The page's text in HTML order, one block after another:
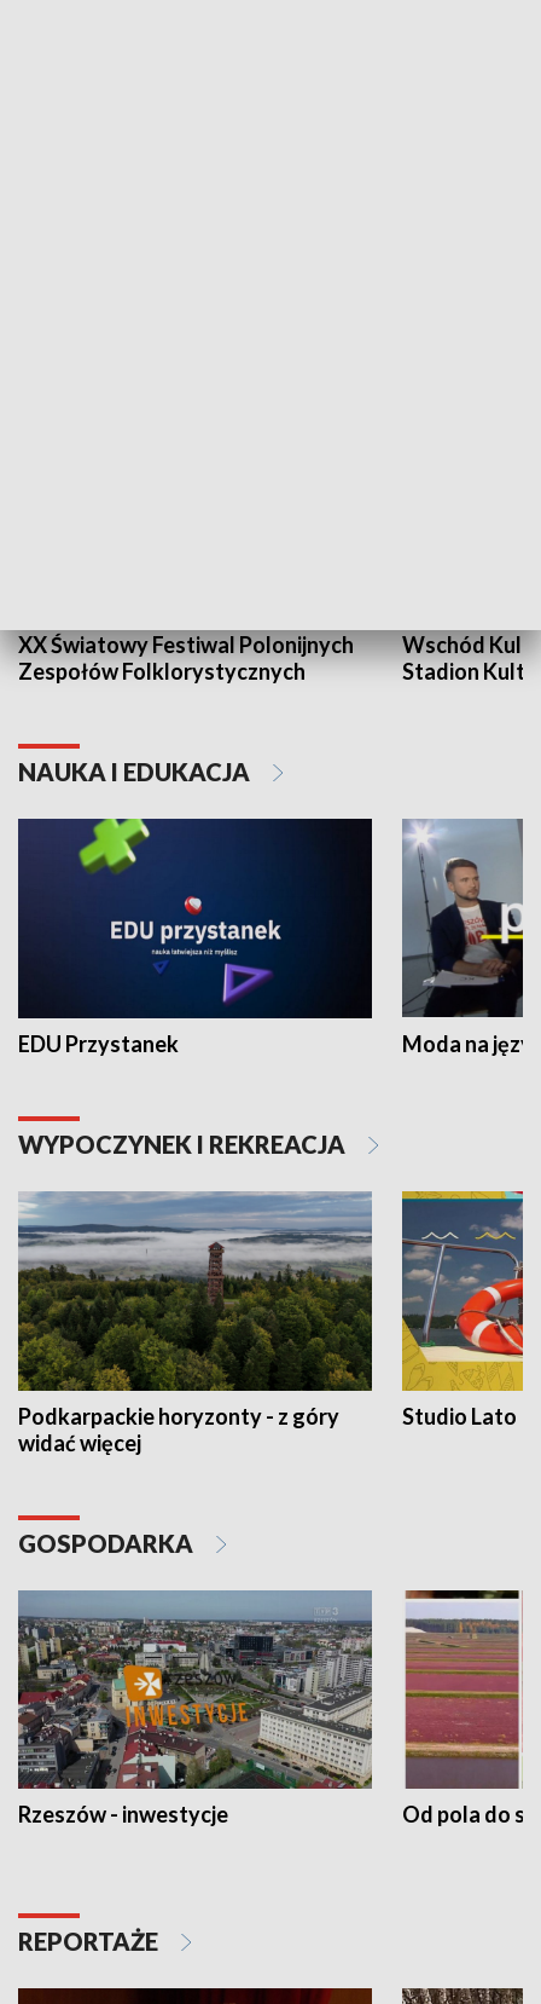
XX Światowy Festiwal Polonijnych
Zespołów Folklorystycznych
Wschód
Stadion
NAUKA I EDUKACJA
EDU Przystanek Moda na
WYPOCZYNEK I REKREACJA
Podkarpackie horyzonty - z góry
widać więcej
Studio Lato
GOSPODARKA
Rzeszów - inwestycje Od pola do
REPORTAŻE